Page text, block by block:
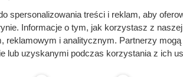
Raporty przetargowe
Ustawienia cookies
Kontakt
spersonalizowania treści i reklam, aby
Informacje o tym, jak korzystasz z
reklamowym i analitycznym. Partnerzy
lub uzyskanymi podczas korzystania z ich